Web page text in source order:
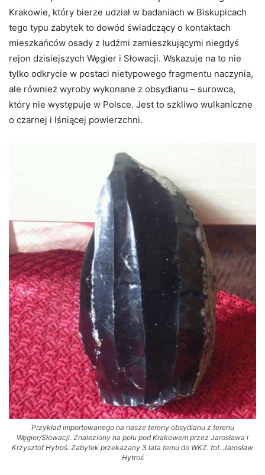
Krakowie, który bierze udział w badaniach w Biskupicach
tego typu zabytek to dowód świadczący o kontaktach
mieszkańców osady z ludźmi zamieszkującymi niegdyś
rejon dzisiejszych Węgier i Słowacji. Wskazuje na to nie
tylko odkrycie w postaci nietypowego fragmentu naczynia,
ale również wyroby wykonane z obsydianu – surowca,
który nie występuje w Polsce. Jest to szkliwo wulkaniczne
o czarnej i lśniącej powierzchni.
Przykład importowanego na nasze tereny obsydianu z terenu
Węgier/Słowacji. Znaleziony na polu pod Krakowem przez Jarosława i
Krzysztof Hytroś. Zabytek przekazany 3 lata temu do WKZ. fot. Jarosław
Hytroś